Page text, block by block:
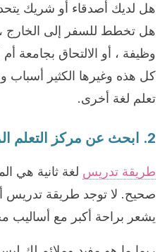
هل لديك أصدقاء أو شريك
هل تخطط للسفر إلى الخارج
وظيفة ، أو الالتحاق بجامعة
كل هذه وغيرها الكثير أسباب
تعلم لغة أخرى.
2. ابحث عن مركز التعلم المناسب
طريقة تدريس لغة ثانية هي
صحيح. لا توجد طريقة تدريس
يشعر براحة أكبر مع أساليب